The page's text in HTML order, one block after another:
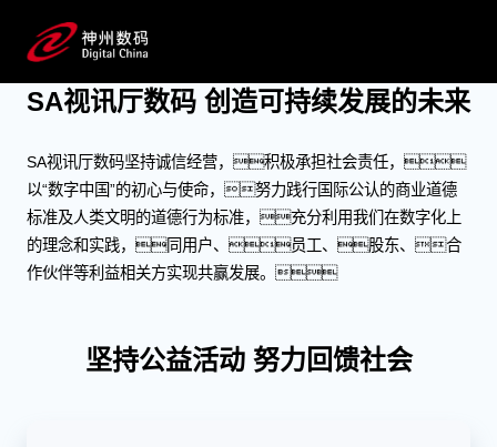
ESG
SA视讯厅数码 创造可持续发展的未来
SA视讯厅数码坚持诚信经营，积极承担社会责任，
以“数字中国”的初心与使命，努力践行国际公认的商业道德
标准及人类文明的道德行为标准，充分利用我们在数字化上
的理念和实践，同用户、员工、股东、合
作伙伴等利益相关方实现共赢发展。
坚持公益活动 努力回馈社会